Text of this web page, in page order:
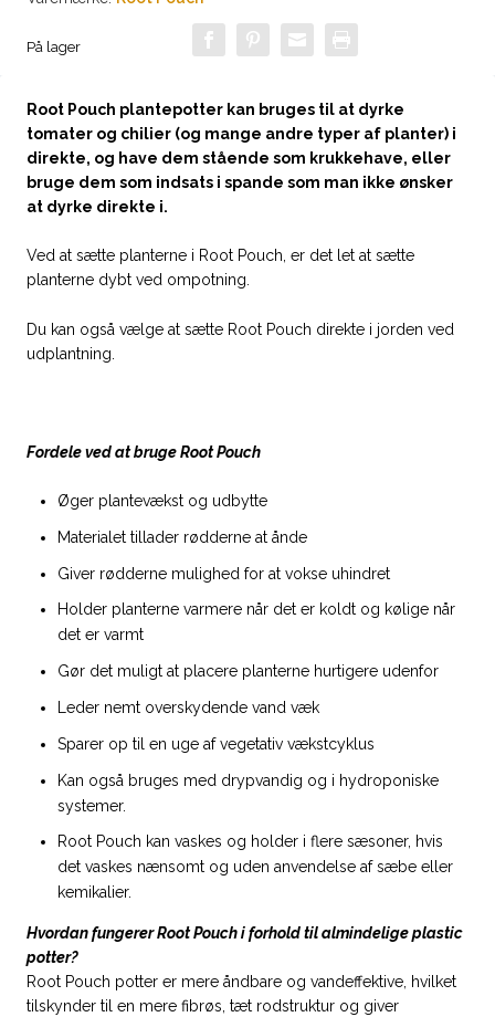
På lager
Root Pouch plantepotter kan bruges til at dyrke
tomater og chilier (og mange andre typer af planter) i
direkte, og have dem stående som krukkehave, eller
bruge dem som indsats i spande som man ikke ønsker
at dyrke direkte i.
Ved at sætte planterne i Root Pouch, er det let at sætte
planterne dybt ved ompotning.
Du kan også vælge at sætte Root Pouch direkte i jorden ved
udplantning.
Fordele ved at bruge Root Pouch
Øger plantevækst og udbytte
Materialet tillader rødderne at ånde
Giver rødderne mulighed for at vokse uhindret
Holder planterne varmere når det er koldt og kølige når
det er varmt
Gør det muligt at placere planterne hurtigere udenfor
Leder nemt overskydende vand væk
Sparer op til en uge af vegetativ vækstcyklus
Kan også bruges med drypvandig og i hydroponiske
systemer.
Root Pouch kan vaskes og holder i flere sæsoner, hvis
det vaskes nænsomt og uden anvendelse af sæbe eller
kemikalier.
Hvordan fungerer Root Pouch i forhold til almindelige plastic
potter?
Root Pouch potter er mere åndbare og vandeffektive, hvilket
tilskynder til en mere fibrøs, tæt rodstruktur og giver